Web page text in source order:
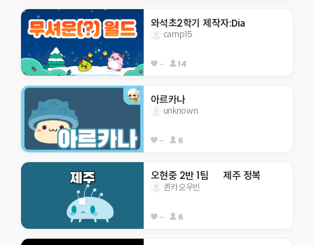
와석초2학기 제작자:Dia
camp15
-- 14
아르카나
unknown
-- 6
오현중 2반 1팀      제주 정복
퀸카오우빈
-- 6